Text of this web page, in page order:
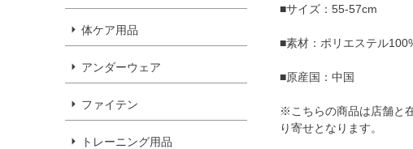
体ケア用品
アンダーウェア
ファイテン
トレーニング用品
■サイズ：55-57cm
■素材：ポリエステル
■原産国：中国
※こちらの商品は店舗と
り寄せとなります。